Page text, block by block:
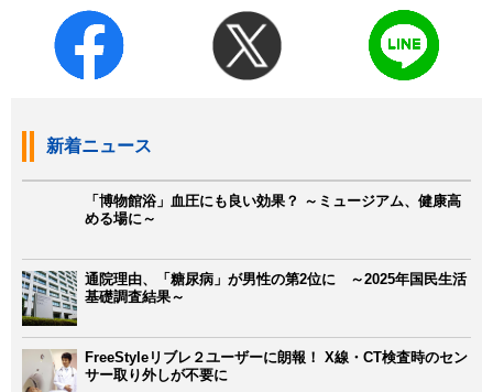
新着ニュース
「博物館浴」血圧にも良い効果？ ～ミュージアム、健康高
める場に～
通院理由、「糖尿病」が男性の第2位に ～2025年国民生活
基礎調査結果～
FreeStyleリブレ２ユーザーに朗報！ X線・CT検査時のセン
サー取り外しが不要に